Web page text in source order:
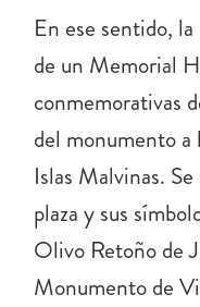
En ese sentido,
de un Memorial
conmemorativas
del monumento a
Islas Malvinas.
plaza y sus
Olivo Retoño de
Monumento de